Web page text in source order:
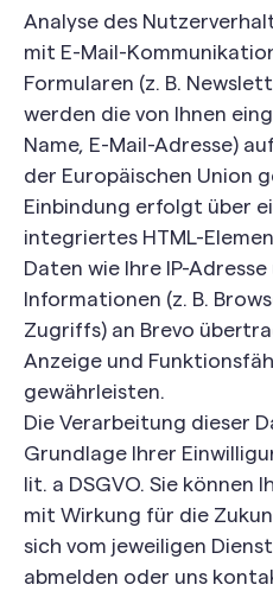
Analyse des
mit E-Mail-
Formularen (z. B.
werden die von Ihnen
Name, E-Mail-Adresse)
der Europäischen Union
Einbindung erfolgt über
integriertes HTML-
Daten wie Ihre IP-
Informationen (z. B.
Zugriffs) an Brevo
Anzeige und
gewährleisten.
Die Verarbeitung dieser
Grundlage Ihrer
lit. a DSGVO. Sie können
mit Wirkung für die
sich vom jeweiligen
abmelden oder uns